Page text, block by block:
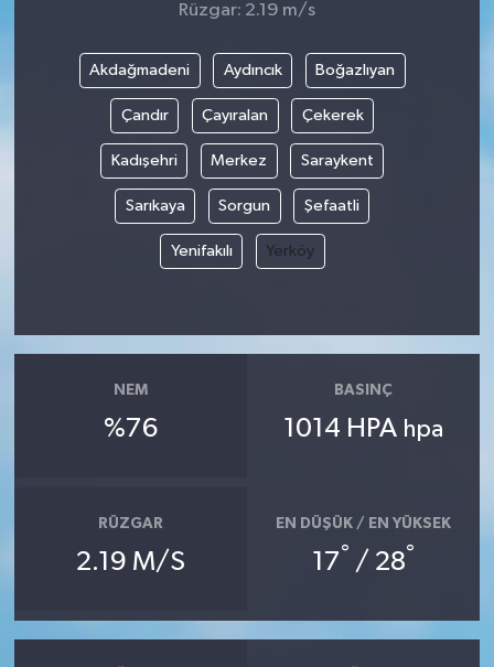
Rüzgar: 2.19 m/s
Akdağmadeni Aydıncık Boğazlıyan
Çandır Çayıralan Çekerek
Kadışehri Merkez Saraykent
Sarıkaya Sorgun Şefaatli
Yenifakılı Yerköy
NEM
%76
BASINÇ
1014 HPA hpa
RÜZGAR
2.19 M/S
EN DÜŞÜK / EN YÜKSEK
17° / 28°